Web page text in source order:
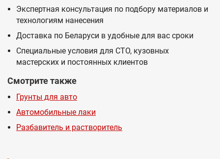
Экспертная консультация по подбору материалов и
технологиям нанесения
Доставка по Беларуси в удобные для вас сроки
Специальные условия для СТО, кузовных
мастерских и постоянных клиентов
Смотрите также
Грунты для авто
Автомобильные лаки
Разбавитель и растворитель